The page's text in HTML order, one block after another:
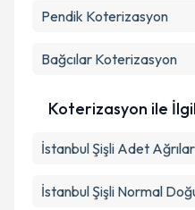
Pendik Koterizasyon
Bağcılar Koterizasyon
Koterizasyon ile
İstanbul Şişli Adet
İstanbul Şişli Normal